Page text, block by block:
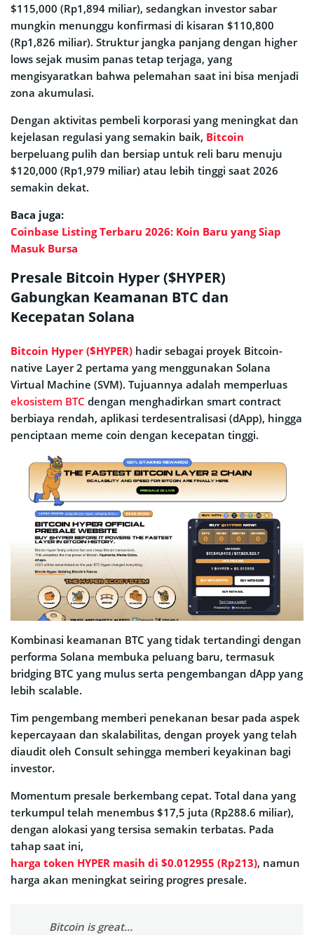
$115,000 (Rp1,894 miliar), sedangkan investor sabar
mungkin menunggu konfirmasi di kisaran $110,800
(Rp1,826 miliar). Struktur jangka panjang dengan higher
lows sejak musim panas tetap terjaga, yang
mengisyaratkan bahwa pelemahan saat ini bisa menjadi
zona akumulasi.
Dengan aktivitas pembeli korporasi yang meningkat dan
kejelasan regulasi yang semakin baik, Bitcoin
berpeluang pulih dan bersiap untuk reli baru menuju
$120,000 (Rp1,979 miliar) atau lebih tinggi saat 2026
semakin dekat.
Baca juga:
Coinbase Listing Terbaru 2026: Koin Baru yang Siap
Masuk Bursa
Presale Bitcoin Hyper ($HYPER)
Gabungkan Keamanan BTC dan
Kecepatan Solana
Bitcoin Hyper ($HYPER) hadir sebagai proyek Bitcoin-
native Layer 2 pertama yang menggunakan Solana
Virtual Machine (SVM). Tujuannya adalah memperluas
ekosistem BTC dengan menghadirkan smart contract
berbiaya rendah, aplikasi terdesentralisasi (dApp), hingga
penciptaan meme coin dengan kecepatan tinggi.
Kombinasi keamanan BTC yang tidak tertandingi dengan
performa Solana membuka peluang baru, termasuk
bridging BTC yang mulus serta pengembangan dApp yang
lebih scalable.
Tim pengembang memberi penekanan besar pada aspek
kepercayaan dan skalabilitas, dengan proyek yang telah
diaudit oleh Consult sehingga memberi keyakinan bagi
investor.
Momentum presale berkembang cepat. Total dana yang
terkumpul telah menembus $17,5 juta (Rp288.6 miliar),
dengan alokasi yang tersisa semakin terbatas. Pada
tahap saat ini,
harga token HYPER masih di $0.012955 (Rp213), namun
harga akan meningkat seiring progres presale.
Bitcoin is great…